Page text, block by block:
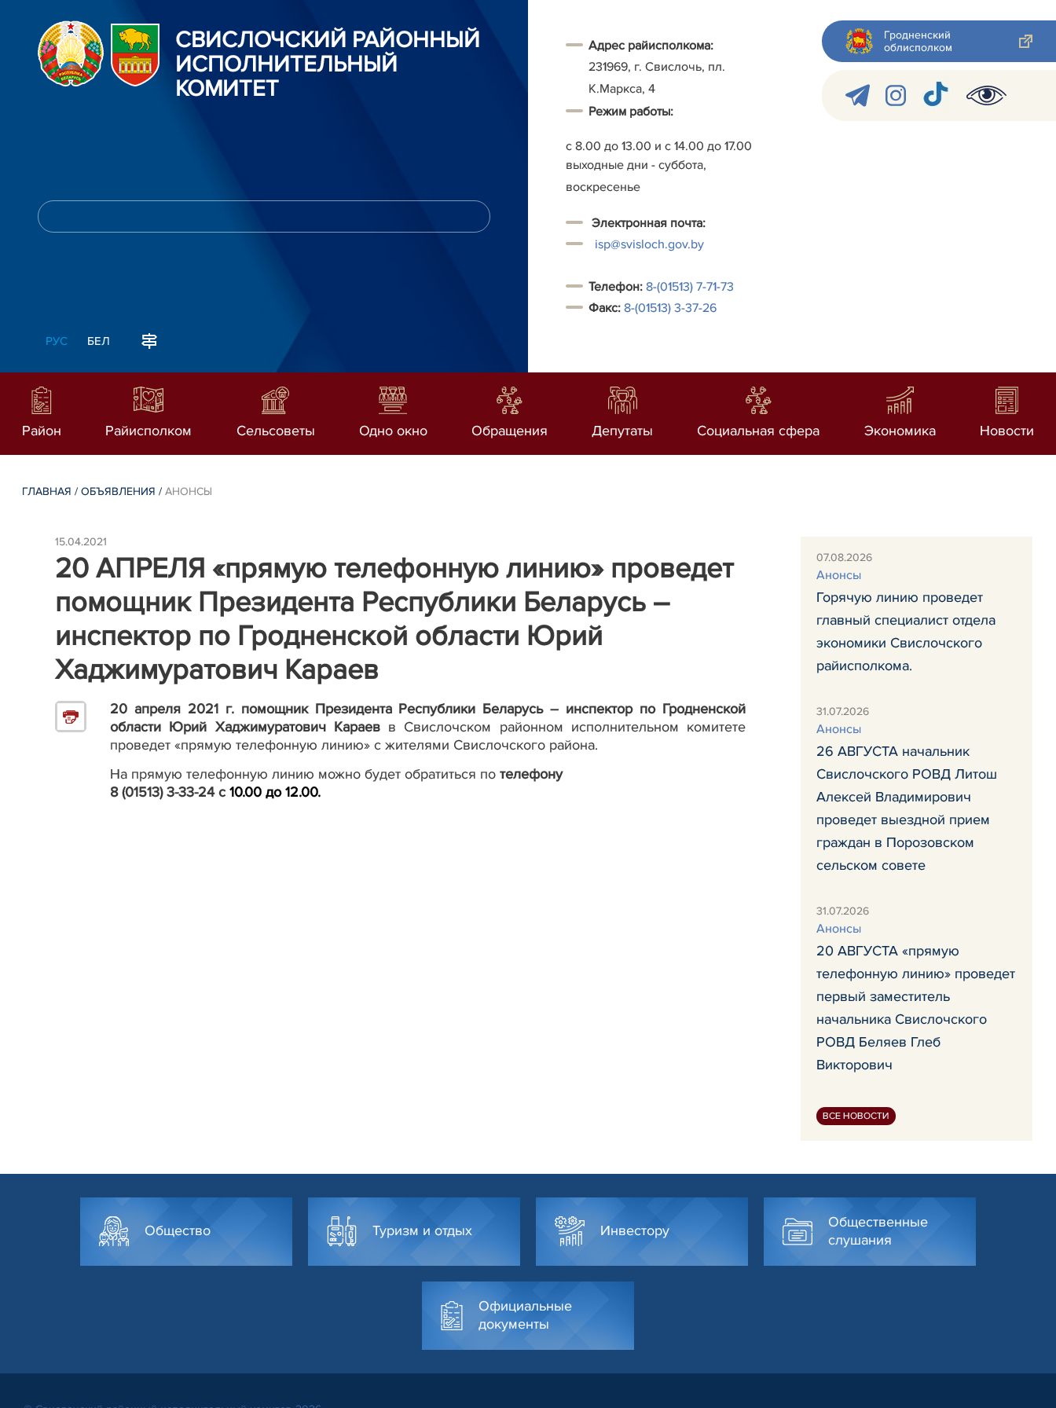
СВИСЛОЧСКИЙ РАЙОННЫЙ
ИСПОЛНИТЕЛЬНЫЙ
КОМИТЕТ
РУС БЕЛ
Адрес райисполкома:
231969, г. Свислочь, пл.
К.Маркса, 4
Режим работы:
с 8.00 до 13.00 и с 14.00 до 17.00
выходные дни - суббота,
воскресенье
Электронная почта:
isp@svisloch.gov.by
Телефон: 8-(01513) 7-71-73
Факс: 8-(01513) 3-37-26
Гродненский
облисполком
Район Райисполком Сельсоветы Одно окно Обращения Депутаты Социальная сфера Экономика Новости
ГЛАВНАЯ /ОБЪЯВЛЕНИЯ /АНОНСЫ
15.04.2021
20 АПРЕЛЯ «прямую телефонную линию» проведет
помощник Президента Республики Беларусь –
инспектор по Гродненской области Юрий
Хаджимуратович Караев
20 апреля 2021 г. помощник Президента Республики Беларусь – инспектор по Гродненской
области Юрий Хаджимуратович Караевв Свислочском районном исполнительном комитете
проведет «прямую телефонную линию» с жителями Свислочского района.
На прямую телефонную линию можно будет обратиться по телефону
8 (01513) 3-33-24 с10.00 до 12.00.
07.08.2026
Анонсы
Горячую линию проведет
главный специалист отдела
экономики Свислочского
райисполкома.
31.07.2026
Анонсы
26 АВГУСТА начальник
Свислочского РОВД Литош
Алексей Владимирович
проведет выездной прием
граждан в Порозовском
сельском совете
31.07.2026
Анонсы
20 АВГУСТА «прямую
телефонную линию» проведет
первый заместитель
начальника Свислочского
РОВД Беляев Глеб
Викторович
ВСЕ НОВОСТИ
Общество Туризм и отдых Инвестору
Общественные
слушания
Официальные
документы